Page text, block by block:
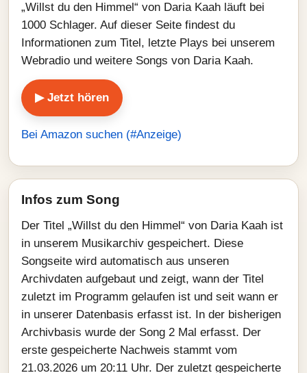
„Willst du den Himmel“ von Daria Kaah läuft bei
1000 Schlager. Auf dieser Seite findest du
Informationen zum Titel, letzte Plays bei unserem
Webradio und weitere Songs von Daria Kaah.
▶ Jetzt hören
Bei Amazon suchen (#Anzeige)
Infos zum Song
Der Titel „Willst du den Himmel“ von Daria Kaah ist
in unserem Musikarchiv gespeichert. Diese
Songseite wird automatisch aus unseren
Archivdaten aufgebaut und zeigt, wann der Titel
zuletzt im Programm gelaufen ist und seit wann er
in unserer Datenbasis erfasst ist. In der bisherigen
Archivbasis wurde der Song 2 Mal erfasst. Der
erste gespeicherte Nachweis stammt vom
21.03.2026 um 20:11 Uhr. Der zuletzt gespeicherte